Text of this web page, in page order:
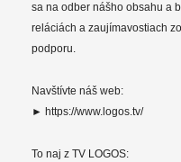
sa na odber nášho obsahu a
reláciách a zaujímavostiach
podporu.
Navštívte náš web:
► https://www.logos.tv/
To naj z TV LOGOS: